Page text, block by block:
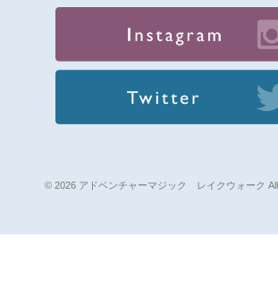
© 2026 アドベンチャーマジック レイクウォーク All